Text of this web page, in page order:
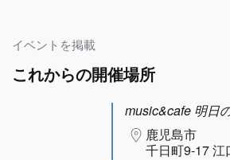
イベントを掲載
これからの開催場所
music&cafe 明日
鹿児島市
千日町9-17 江